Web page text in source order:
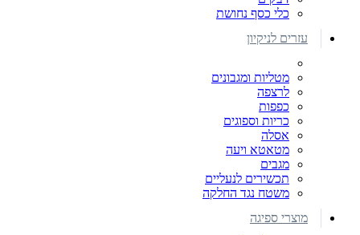
כלי כסף נחושת
עזרים לניקיון
מטליות ומגבונים
לרצפה
כפפות
כריות וספוגים
אסלה
מטאטא ויעה
מגבים
תכשירים לנעליים
משטח נגד החלקה
מוצרי ספיגה